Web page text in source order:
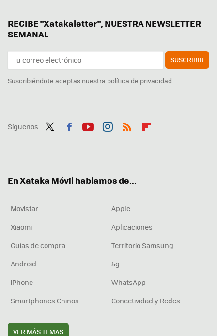
RECIBE "Xatakaletter", NUESTRA NEWSLETTER
SEMANAL
SUSCRIBIR
Suscribiéndote aceptas nuestra política de privacidad
Síguenos
En Xataka Móvil hablamos de...
Movistar
Apple
Xiaomi
Aplicaciones
Guías de compra
Territorio Samsung
Android
5g
iPhone
WhatsApp
Smartphones Chinos
Conectividad y Redes
VER MÁS TEMAS